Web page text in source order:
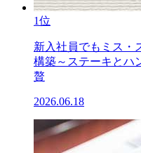
1位
新入社員でもミス・
構築～ステーキとハ
贅
2026.06.18